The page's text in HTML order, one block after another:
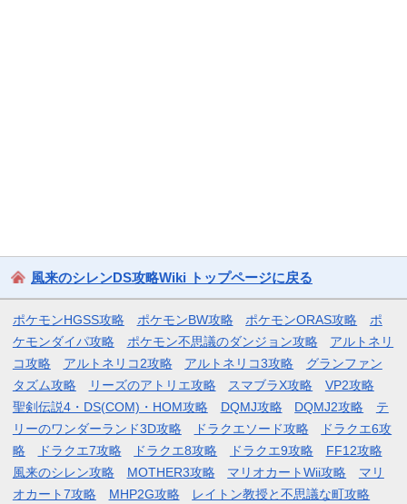
風来のシレンDS攻略Wiki トップページに戻る
ポケモンHGSS攻略 ポケモンBW攻略 ポケモンORAS攻略
ポ
ケモンダイパ攻略
ポケモン不思議のダンジョン攻略
アルトネリ
コ攻略
アルトネリコ2攻略 アルトネリコ3攻略
グランファン
タズム攻略
リーズのアトリエ攻略 スマブラX攻略
VP2攻略
聖剣伝説4・DS(COM)・HOM攻略
DQMJ攻略 DQMJ2攻略
テ
リーのワンダーランド3D攻略
ドラクエソード攻略
ドラクエ6攻
略
ドラクエ7攻略 ドラクエ8攻略 ドラクエ9攻略
FF12攻略
風来のシレン攻略
MOTHER3攻略 マリオカートWii攻略
マリ
オカート7攻略
MHP2G攻略 レイトン教授と不思議な町攻略